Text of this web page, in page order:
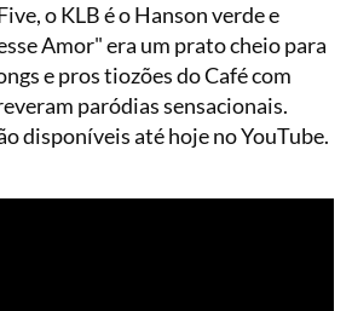
o KLB é o Hanson verde e
Amor" era um prato cheio para
e pros tiozões do Café com
paródias sensacionais.
disponíveis até hoje no YouTube.